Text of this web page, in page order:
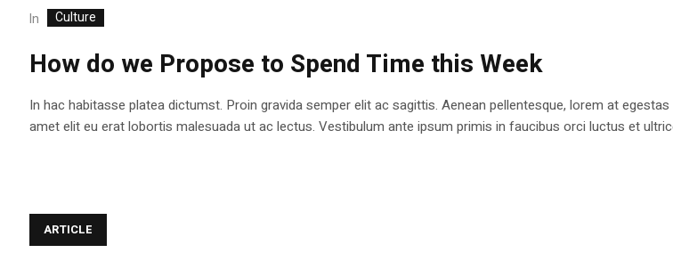
In Culture
How do we Propose to Spend Time this Week
In hac habitasse platea dictumst. Proin gravida semper elit ac sagittis. Aenean pellentesque, lorem at
amet elit eu erat lobortis malesuada ut ac lectus. Vestibulum ante ipsum primis in faucibus orci luctus et
ARTICLE